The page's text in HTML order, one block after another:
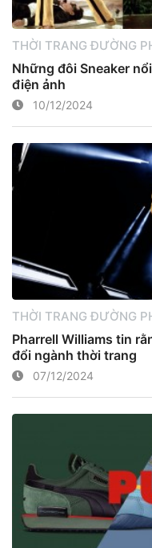
THỜI TRANG ĐƯỜNG
Những đôi Sneaker
điện ảnh
10/12/2024
THỜI TRANG ĐƯỜNG
Pharrell Williams tin
đổi ngành thời trang
07/12/2024